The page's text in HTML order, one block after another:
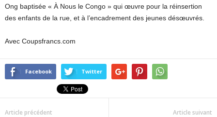
Ong baptisée « À Nous le Congo » qui œuvre pour la réinsertion
des enfants de la rue, et à l’encadrement des jeunes désœuvrés.
Avec Coupsfrancs.com
Facebook Twitter
Article précédent Article suivant